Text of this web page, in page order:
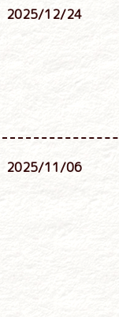
2025/12/24
2025/11/06